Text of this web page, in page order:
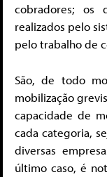
cobradores; os
realizados pelo
pelo trabalho de
São, de todo
mobilização
capacidade de
cada categoria,
diversas
último caso, é